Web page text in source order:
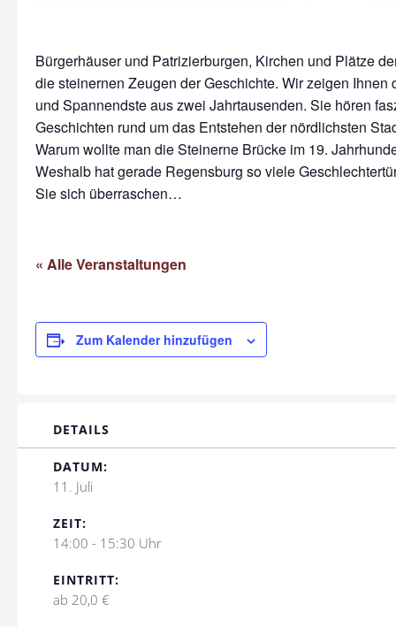
Bürgerhäuser und Patrizierburgen, Kirchen und Plätze
die steinernen Zeugen der Geschichte. Wir zeigen Ihnen
und Spannendste aus zwei Jahrtausenden. Sie hören
Geschichten rund um das Entstehen der nördlichsten
Warum wollte man die Steinerne Brücke im 19.
Weshalb hat gerade Regensburg so viele
Sie sich überraschen…
« Alle Veranstaltungen
Zum Kalender hinzufügen
DETAILS
DATUM:
11. Juli
ZEIT:
14:00 - 15:30 Uhr
EINTRITT:
ab 20,0 €